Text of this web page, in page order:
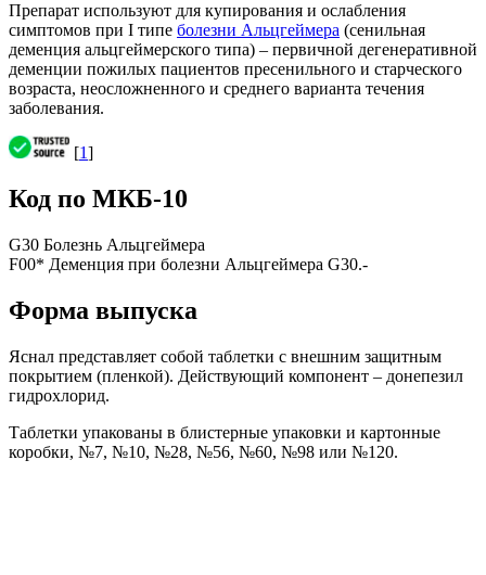
Препарат используют для купирования и ослабления
симптомов при I типе болезни Альцгеймера (сенильная
деменция альцгеймерского типа) – первичной дегенеративной
деменции пожилых пациентов пресенильного и старческого
возраста, неосложненного и среднего варианта течения
заболевания.
[1]
Код по МКБ-10
G30 Болезнь Альцгеймера
F00* Деменция при болезни Альцгеймера G30.-
Форма выпуска
Яснал представляет собой таблетки с внешним защитным
покрытием (пленкой). Действующий компонент – донепезил
гидрохлорид.
Таблетки упакованы в блистерные упаковки и картонные
коробки, №7, №10, №28, №56, №60, №98 или №120.